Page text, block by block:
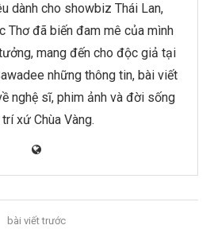
dành cho showbiz Thái Lan,
Thơ đã biến đam mê của mình
mang đến cho độc giả tại
những thông tin, bài viết
nghệ sĩ, phim ảnh và đời sống
xứ Chùa Vàng.
bài viết trước